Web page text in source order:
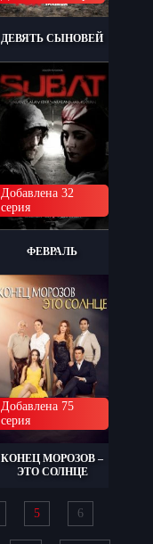
ДЕВЯТЬ СЫНОВЕЙ
Добавлена 32
серия
ФЕВРАЛЬ
Добавлена 75
серия
КОНЕЦ МОРОЗОВ –
ЭТО СОЛНЦЕ
5 6